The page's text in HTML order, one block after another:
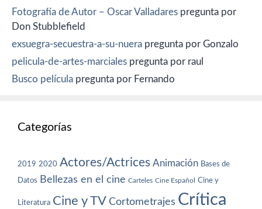
Fotografía de Autor – Oscar Valladares pregunta por
Don Stubblefield
exsuegra-secuestra-a-su-nuera pregunta por Gonzalo
pelicula-de-artes-marciales pregunta por raul
Busco película pregunta por Fernando
Categorías
2019 2020 Actores/Actrices Animación Bases de
Datos Bellezas en el cine Carteles Cine Español Cine y
Literatura Cine y TV Cortometrajes Crítica